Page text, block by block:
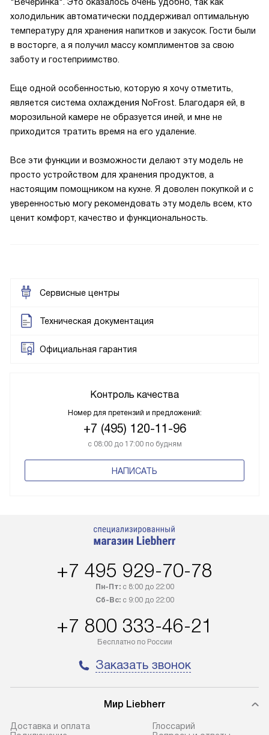
холодильник автоматически поддерживал оптимальную
температуру для хранения напитков и закусок. Гости были
в восторге, а я получил массу комплиментов за свою
заботу и гостеприимство.
Еще одной особенностью, которую я хочу отметить,
является система охлаждения NoFrost. Благодаря ей, в
морозильной камере не образуется иней, и мне не
приходится тратить время на его удаление.
Все эти функции и возможности делают эту модель не
просто устройством для хранения продуктов, а
настоящим помощником на кухне. Я доволен покупкой и с
уверенностью могу рекомендовать эту модель всем, кто
ценит комфорт, качество и функциональность.
Сервисные центры
Техническая документация
Официальная гарантия
Контроль качества
Номер для претензий и предложений:
+7 (495) 120-11-96
с 08:00 до 17:00 по будням
НАПИСАТЬ
+7 495 929-70-78
Пн-Пт:с 8:00 до 22:00
Сб-Вс:с 9:00 до 22:00
+7 800 333-46-21
Бесплатно по России
Заказать звонок
Мир Liebherr
Доставка и оплата
Глоссарий